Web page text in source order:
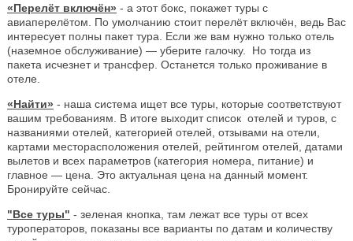
«Перелёт включён» - а этот бокс, покажет туры с
авиаперелётом. По умолчанию стоит перелёт включён, ведь Вас
интересует полны пакет тура. Если же вам нужно только отель
(наземное обслуживание) — уберите галочку. Но тогда из
пакета исчезнет и трансфер. Останется только проживание в
отеле.
«Найти» - наша система ищет все туры, которые соответствуют
вашим требованиям. В итоге выходит список отелей и туров, с
названиями отелей, категорией отелей, отзывами на отели,
картами месторасположения отелей, рейтингом отелей, датами
вылетов и всех параметров (категория номера, питание) и
главное — цена. Это актуальная цена на данный момент.
Бронируйте сейчас.
"Все туры" - зеленая кнопка, там лежат все туры от всех
туроператоров, показаны все варианты по датам и количеству